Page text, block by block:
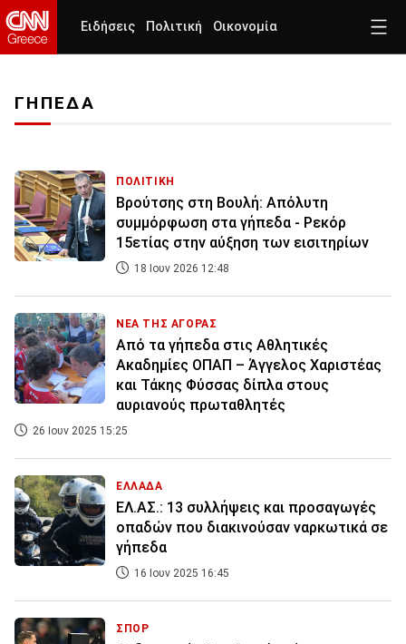
Ειδήσεις Πολιτική Οικονομία
ΓΗΠΕΔΑ
ΠΟΛΙΤΙΚΗ
Bρούτσης στη Βουλή: Απόλυτη
συμμόρφωση στα γήπεδα - Ρεκόρ
15ετίας στην αύξηση των εισιτηρίων
18 Ιουν 2026 12:48
ΝΕΑ ΤΗΣ ΑΓΟΡΑΣ
Από τα γήπεδα στις Αθλητικές
Ακαδημίες ΟΠΑΠ – Άγγελος Χαριστέας
και Τάκης Φύσσας δίπλα στους
αυριανούς πρωταθλητές
26 Ιουν 2025 15:25
ΕΛΛΑΔΑ
ΕΛ.ΑΣ.: 13 συλλήψεις και προσαγωγές
οπαδών που διακινούσαν ναρκωτικά σε
γήπεδα
16 Ιουν 2025 16:45
ΣΠΟΡ